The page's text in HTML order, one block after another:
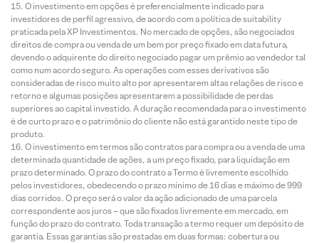
O investimento em opções é preferencialmente indicado para
investidores de perfil agressivo, de acordo com a política de suitability
praticada pela XP Investimentos. No mercado de opções, são negociados
direitos de compra ou venda de um bem por preço fixado em data futura,
devendo o adquirente do direito negociado pagar um prêmio ao vendedor tal
como num acordo seguro. As operações com esses derivativos são
consideradas de risco muito alto por apresentarem altas relações de risco e
retorno e algumas posições apresentarem a possibilidade de perdas
superiores ao capital investido. A duração recomendada para o investimento
é de curto prazo e o patrimônio do cliente não está garantido neste tipo de
produto.
O investimento em termos são contratos para compra ou a venda de uma
determinada quantidade de ações, a um preço fixado, para liquidação em
prazo determinado. O prazo do contrato a Termo é livremente escolhido
pelos investidores, obedecendo o prazo mínimo de 16 dias e máximo de 999
dias corridos. O preço será o valor da ação adicionado de uma parcela
correspondente aos juros – que são fixados livremente em mercado, em
função do prazo do contrato. Toda transação a termo requer um depósito de
garantia. Essas garantias são prestadas em duas formas: cobertura ou